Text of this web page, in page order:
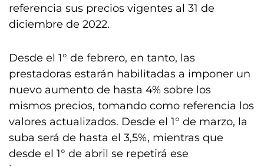
referencia sus precios vigentes al 31 de
diciembre de 2022.
Desde el 1° de febrero, en tanto, las
prestadoras estarán habilitadas a imponer un
nuevo aumento de hasta 4% sobre los
mismos precios, tomando como referencia los
valores actualizados. Desde el 1° de marzo, la
suba será de hasta el 3,5%, mientras que
desde el 1° de abril se repetirá ese